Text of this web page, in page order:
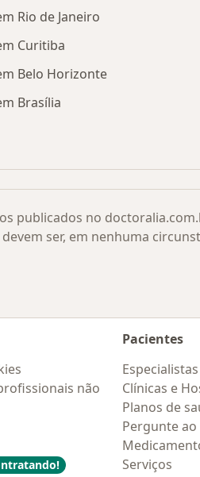
Rio de Janeiro
Curitiba
Belo Horizonte
Brasília
publicados no
ser, em nenhuma
não
Pacientes
Especialistas
Clínicas e
Planos de
Pergunte
Serviços